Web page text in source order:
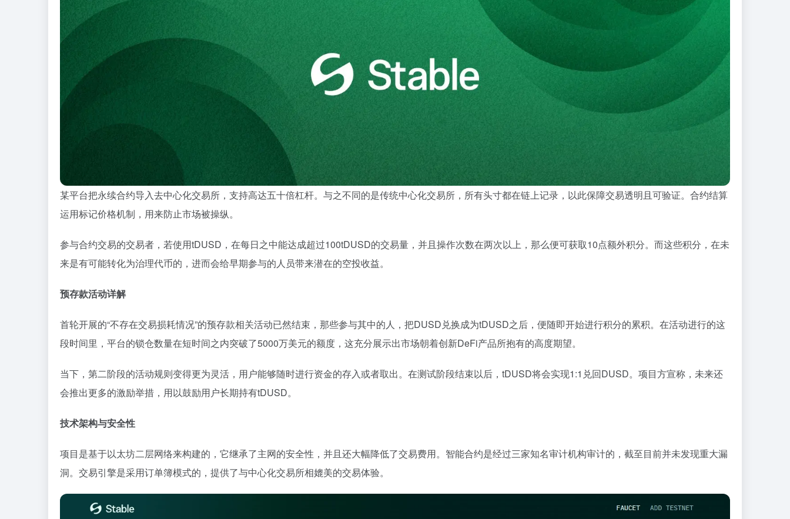
某平台把永续合约导入去中心化交易所，支持高达五十倍杠杆。与之不同的是传统中心化交易所，所有头寸都在链上记录，以此保障交易透明且可验证。合约结算
运用标记价格机制，用来防止市场被操纵。
参与合约交易的交易者，若使用tDUSD，在每日之中能达成超过100tDUSD的交易量，并且操作次数在两次以上，那么便可获取10点额外积分。而这些积分，在未
来是有可能转化为治理代币的，进而会给早期参与的人员带来潜在的空投收益。
预存款活动详解
首轮开展的“不存在交易损耗情况”的预存款相关活动已然结束，那些参与其中的人，把DUSD兑换成为tDUSD之后，便随即开始进行积分的累积。在活动进行的这
段时间里，平台的锁仓数量在短时间之内突破了5000万美元的额度，这充分展示出市场朝着创新DeFi产品所抱有的高度期望。
当下，第二阶段的活动规则变得更为灵活，用户能够随时进行资金的存入或者取出。在测试阶段结束以后，tDUSD将会实现1:1兑回DUSD。项目方宣称，未来还
会推出更多的激励举措，用以鼓励用户长期持有tDUSD。
技术架构与安全性
项目是基于以太坊二层网络来构建的，它继承了主网的安全性，并且还大幅降低了交易费用。智能合约是经过三家知名审计机构审计的，截至目前并未发现重大漏
洞。交易引擎是采用订单簿模式的，提供了与中心化交易所相媲美的交易体验。